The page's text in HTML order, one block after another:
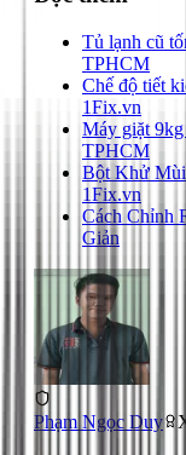
Tủ lạnh cũ
TPHCM
Chế độ tiết
1Fix.vn
Máy giặt
TPHCM
Bột Khử
1Fix.vn
Cách Chỉnh
Giản
Phạm Ngọc Duy